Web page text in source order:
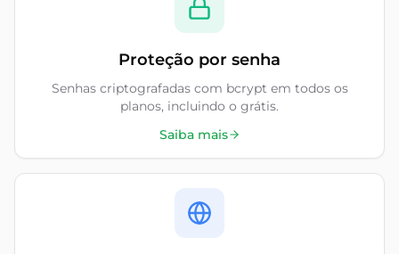
Proteção por senha
Senhas criptografadas com bcrypt em todos os
planos, incluindo o grátis.
Saiba mais